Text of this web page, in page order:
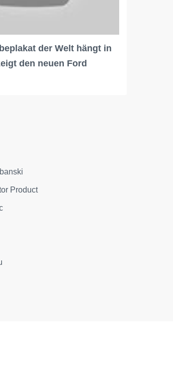
der Welt hängt in
den neuen Ford
Product